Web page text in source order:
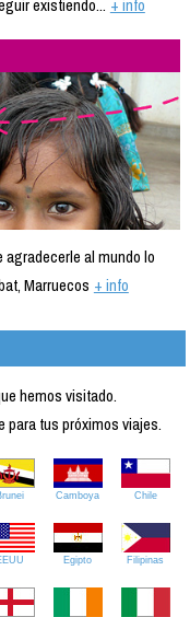
existiendo... + info
al mundo lo
Marruecos + info
hemos visitado.
para tus próximos viajes.
Camboya Chile
Egipto Filipinas